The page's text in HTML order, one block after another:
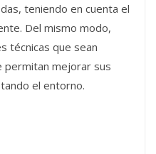
teniendo en cuenta el
Del mismo modo,
técnicas que sean
permitan mejorar sus
el entorno.